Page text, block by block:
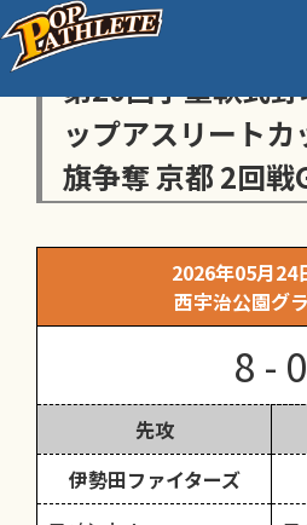
センス・トラスト
第20回学童軟式
ップアスリートカ
旗争奪 京都 2回戦
2026年05月24
西宇治公園グ
8 - 0
先攻
伊勢田ファイターズ